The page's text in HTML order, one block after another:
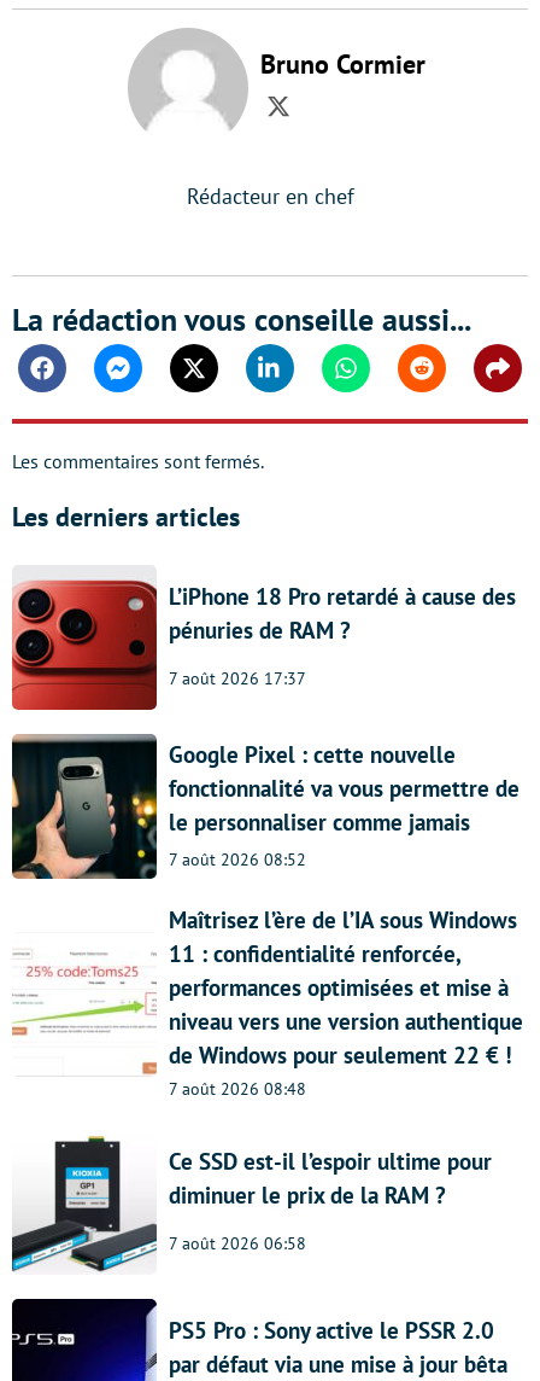
Bruno Cormier
Twitter
Rédacteur en chef
La rédaction vous conseille aussi...
FacebookMessengerTwitter Linkedin WhatsappReddit
Les commentaires sont fermés.
Les derniers articles
L’iPhone 18 Pro retardé à cause des
pénuries de RAM ?
7 août 2026 17:37
Google Pixel : cette nouvelle
fonctionnalité va vous permettre de
le personnaliser comme jamais
7 août 2026 08:52
Maîtrisez l’ère de l’IA sous Windows
11 : confidentialité renforcée,
performances optimisées et mise à
niveau vers une version authentique
de Windows pour seulement 22 € !
7 août 2026 08:48
Ce SSD est-il l’espoir ultime pour
diminuer le prix de la RAM ?
7 août 2026 06:58
PS5 Pro : Sony active le PSSR 2.0
par défaut via une mise à jour bêta